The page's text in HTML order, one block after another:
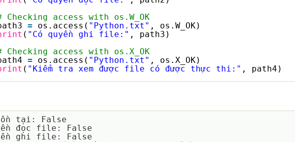
Checking access with os.W_OK
= os.access( "Python.txt" , os.W_OK)
( "Có quyền ghi file:" , path3)
Checking access with os.X_OK
= os.access( "Python.txt" , os.X_OK)
( "Kiểm tra xem được file có được thực thi:" , path4)
tại: False
đọc file: False
ghi file: False